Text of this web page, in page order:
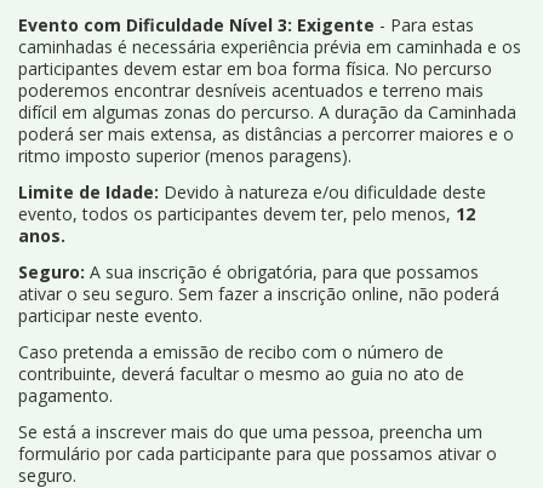
Evento com Dificuldade Nível 3: Exigente - Para estas
caminhadas é necessária experiência prévia em caminhada e os
participantes devem estar em boa forma física. No percurso
poderemos encontrar desníveis acentuados e terreno mais
difícil em algumas zonas do percurso. A duração da Caminhada
poderá ser mais extensa, as distâncias a percorrer maiores e o
ritmo imposto superior (menos paragens).
Limite de Idade: Devido à natureza e/ou dificuldade deste
evento, todos os participantes devem ter, pelo menos, 12
anos.
Seguro: A sua inscrição é obrigatória, para que possamos
ativar o seu seguro. Sem fazer a inscrição online, não poderá
participar neste evento.
Caso pretenda a emissão de recibo com o número de
contribuinte, deverá facultar o mesmo ao guia no ato de
pagamento.
Se está a inscrever mais do que uma pessoa, preencha um
formulário por cada participante para que possamos ativar o
seguro.